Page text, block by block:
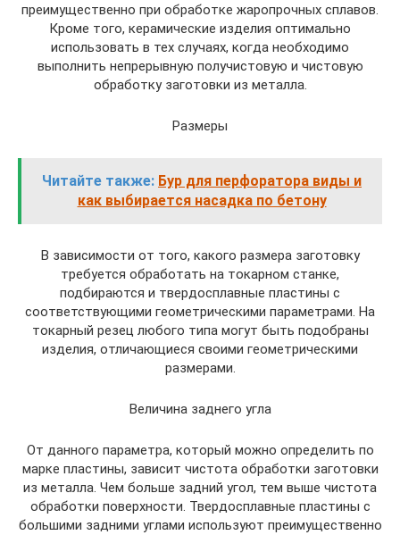
преимущественно при обработке жаропрочных сплавов.
Кроме того, керамические изделия оптимально
использовать в тех случаях, когда необходимо
выполнить непрерывную получистовую и чистовую
обработку заготовки из металла.
Размеры
Читайте также: Бур для перфоратора виды и
как выбирается насадка по бетону
В зависимости от того, какого размера заготовку
требуется обработать на токарном станке,
подбираются и твердосплавные пластины с
соответствующими геометрическими параметрами. На
токарный резец любого типа могут быть подобраны
изделия, отличающиеся своими геометрическими
размерами.
Величина заднего угла
От данного параметра, который можно определить по
марке пластины, зависит чистота обработки заготовки
из металла. Чем больше задний угол, тем выше чистота
обработки поверхности. Твердосплавные пластины с
большими задними углами используют преимущественно